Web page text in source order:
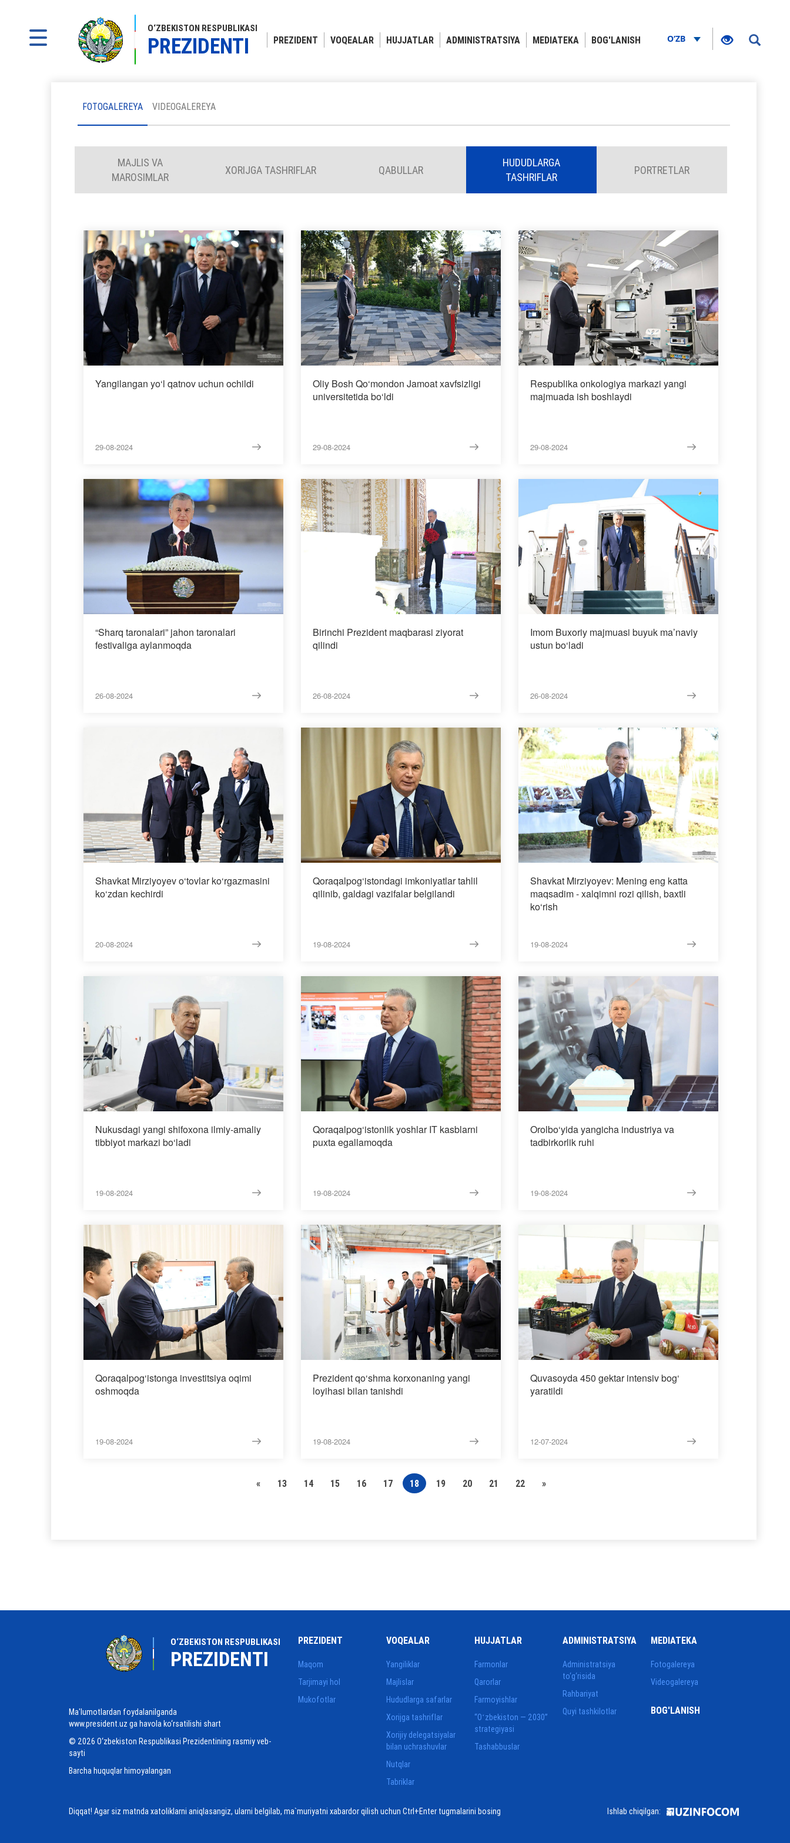
O‘ZBEKISTON RESPUBLIKASI
PREZIDENTI PREZIDENT VOQEALAR HUJJATLAR ADMINISTRATSIYA MEDIATEKA BOG'LANISH O‘ZB
FOTOGALEREYA VIDEOGALEREYA
MAJLIS VA
MAROSIMLAR
XORIJGA TASHRIFLAR QABULLAR
HUDUDLARGA
TASHRIFLAR
PORTRETLAR
Yangilangan yo‘l qatnov uchun ochildi
29-08-2024
Oliy Bosh Qo‘mondon Jamoat xavfsizligi
universitetida bo‘ldi
29-08-2024
Respublika onkologiya markazi yangi
majmuada ish boshlaydi
29-08-2024
“Sharq taronalari” jahon taronalari
festivaliga aylanmoqda
26-08-2024
Birinchi Prezident maqbarasi ziyorat
qilindi
26-08-2024
Imom Buxoriy majmuasi buyuk ma’naviy
ustun bo‘ladi
26-08-2024
Shavkat Mirziyoyev o‘tovlar ko‘rgazmasini
ko‘zdan kechirdi
20-08-2024
Qoraqalpog‘istondagi imkoniyatlar tahlil
qilinib, galdagi vazifalar belgilandi
19-08-2024
Shavkat Mirziyoyev: Mening eng katta
maqsadim - xalqimni rozi qilish, baxtli
ko‘rish
19-08-2024
Nukusdagi yangi shifoxona ilmiy-amaliy
tibbiyot markazi bo‘ladi
19-08-2024
Qoraqalpog‘istonlik yoshlar IT kasblarni
puxta egallamoqda
19-08-2024
Orolbo‘yida yangicha industriya va
tadbirkorlik ruhi
19-08-2024
Qoraqalpog‘istonga investitsiya oqimi
oshmoqda
19-08-2024
Prezident qo‘shma korxonaning yangi
loyihasi bilan tanishdi
19-08-2024
Quvasoyda 450 gektar intensiv bog‘
yaratildi
12-07-2024
« 13 14 15 16 17 18 19 20 21 22 »
O‘ZBEKISTON RESPUBLIKASI
PREZIDENTI
Ma'lumotlardan foydalanilganda
www.president.uz ga havola ko‘rsatilishi shart
© 2026 O‘zbekiston Respublikasi Prezidentining rasmiy veb-
sayti
Barcha huquqlar himoyalangan
PREZIDENT
Maqom
Tarjimayi hol
Mukofotlar
VOQEALAR
Yangiliklar
Majlislar
Hududlarga safarlar
Xorijga tashriflar
Xorijiy delegatsiyalar
bilan uchrashuvlar
Nutqlar
Tabriklar
HUJJATLAR
Farmonlar
Qarorlar
Farmoyishlar
“Oʻzbekiston — 2030”
strategiyasi
Tashabbuslar
ADMINISTRATSIYA
Administratsiya
to‘g‘risida
Rahbariyat
Quyi tashkilotlar
MEDIATEKA
Fotogalereya
Videogalereya
BOG'LANISH
Diqqat! Agar siz matnda xatoliklarni aniqlasangiz, ularni belgilab, ma`muriyatni xabardor qilish uchun Ctrl+Enter tugmalarini bosing Ishlab chiqilgan: